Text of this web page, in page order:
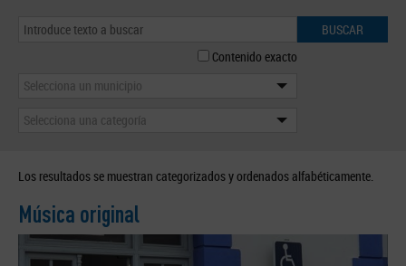
BUSCAR
Contenido exacto
Selecciona un municipio
Selecciona una categoría
Los resultados se muestran categorizados y ordenados alfabéticamente.
Música original